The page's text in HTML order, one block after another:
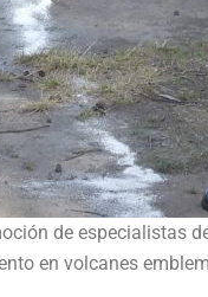
de especialistas
en volcanes